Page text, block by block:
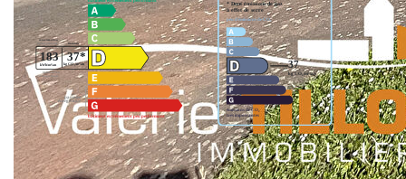
Montant estimé des dépenses annuelles d'énergie pour un
usage standard entre 920€ et 1290€. Pour la date de